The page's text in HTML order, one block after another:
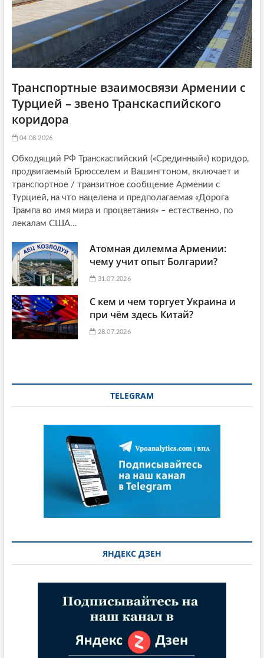
n
Транспортные взаимосвязи Армении с
Турцией – звено Транскаспийского
коридора
04.08.2026
Обходящий РФ Транскаспийский («Срединный») коридор,
продвигаемый Брюсселем и Вашингтоном, включает и
транспортное / транзитное сообщение Армении с
Турцией, на что нацелена и предполагаемая «Дорога
Трампа во имя мира и процветания» – естественно, по
лекалам США...
Атомная дилемма Армении:
чему учит опыт Болгарии?
31.07.2026
С кем и чем торгует Украина и
при чём здесь Китай?
28.07.2026
TELEGRAM
ЯНДЕКС ДЗЕН